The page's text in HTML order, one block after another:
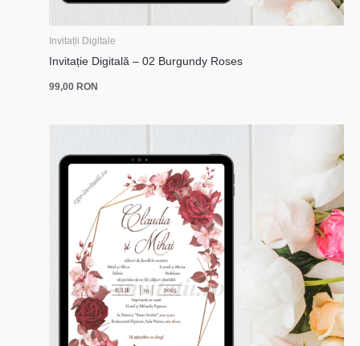
Invitații Digitale
Invitație Digitală – 02 Burgundy Roses
99,00 RON